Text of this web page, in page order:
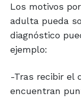
Los motivos
adulta pueda
diagnóstico
ejemplo:
-Tras recibir el
encuentran